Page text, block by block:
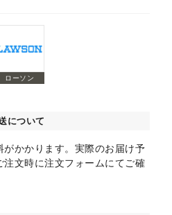
ローソン
について
かかります。実際のお届け予
注文時に注文フォームにてご確